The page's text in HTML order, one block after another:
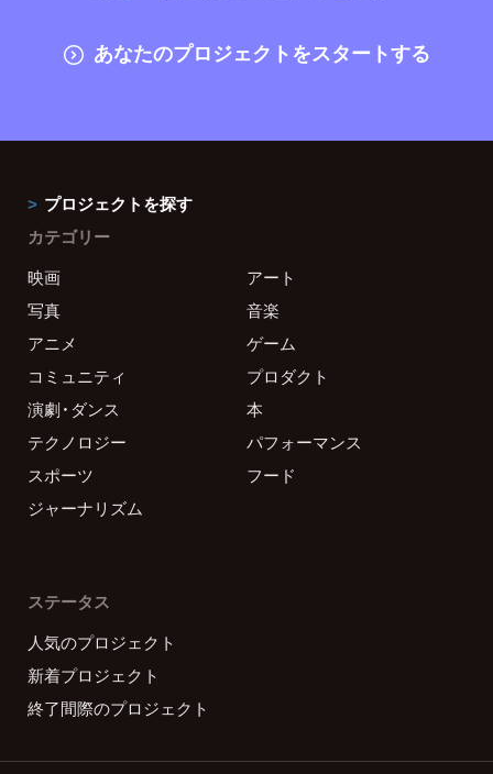
あなたのプロジェクトをスタートする
プロジェクトを探す
カテゴリー
映画
アート
写真
音楽
アニメ
ゲーム
コミュニティ
プロダクト
演劇・ダンス
本
テクノロジー
パフォーマンス
スポーツ
フード
ジャーナリズム
ステータス
人気のプロジェクト
新着プロジェクト
終了間際のプロジェクト